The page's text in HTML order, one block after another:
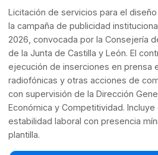
Licitación de servicios para el
la campaña de publicidad
2026, convocada por la Consejería
de la Junta de Castilla y León. El
ejecución de inserciones en prensa
radiofónicas y otras acciones de
con supervisión de la Dirección
Económica y Competitividad. Incluye
estabilidad laboral con presencia
plantilla.